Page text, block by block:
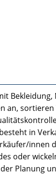
an,
in
innen
oder
Planung